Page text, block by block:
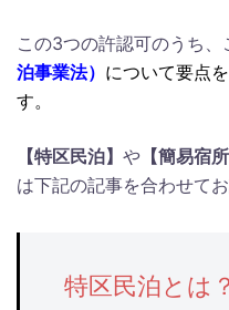
この3つの許認可のうち、
泊事業法） について要点
す。
【特区民泊】 や 【簡易宿
は下記の記事を合わせてお
特区民泊とは